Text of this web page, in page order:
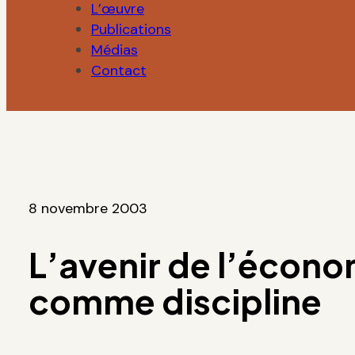
L’œuvre
Publications
Médias
Contact
8 novembre 2003
L’avenir de
comme discipline